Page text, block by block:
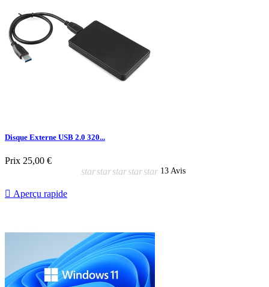
Disque Externe USB 2.0 320...
Prix 25,00 €
starstarstarstarstar 13 Avis
 Aperçu rapide